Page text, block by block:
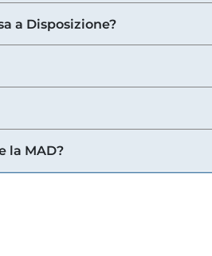
a Disposizione?
la MAD?